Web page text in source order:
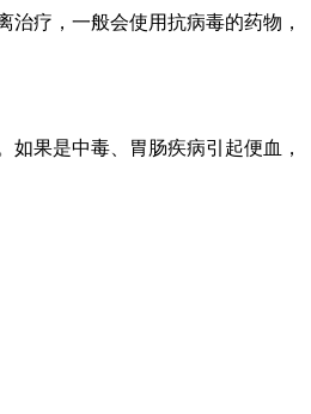
疗，一般会使用抗病毒的药物，
果是中毒、胃肠疾病引起便血，